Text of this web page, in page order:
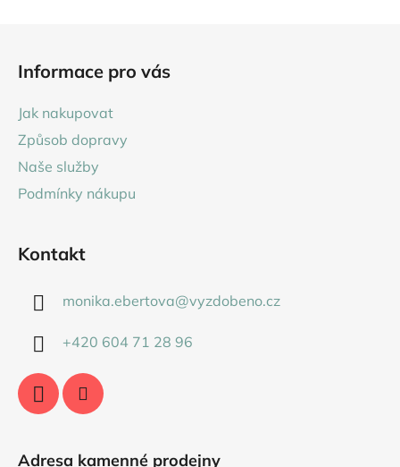
Informace pro vás
Jak nakupovat
Způsob dopravy
Naše služby
Podmínky nákupu
Kontakt
monika.ebertova@vyzdobeno.cz
+420 604 71 28 96
Adresa kamenné prodejny